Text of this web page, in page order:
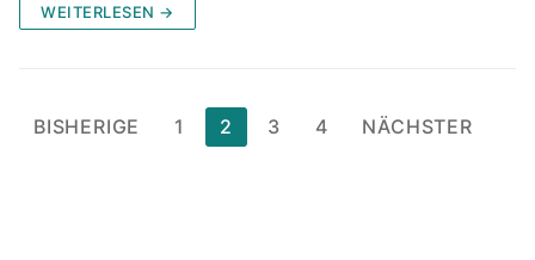
WEITERLESEN →
Seitennummerierung
BISHERIGE 1 2 3 4 NÄCHSTER